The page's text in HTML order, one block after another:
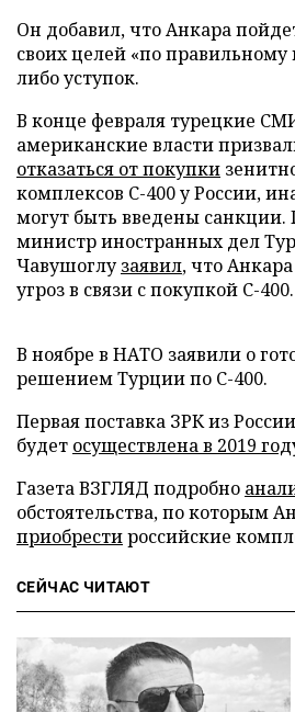
Он добавил, что Анкара
своих целей «по правильному
либо уступок.
В конце февраля турецкие
американские власти
отказаться от покупки
комплексов С-400 у России,
могут быть введены санкции.
министр иностранных дел
Чавушоглузаявил, что
угроз в связи с покупкой С-400.
В ноябре в НАТО заявили о
решением Турции по С-400.
Первая поставка ЗРК из
будет осуществлена в 2019
Газета ВЗГЛЯД подробно
обстоятельства, по которым
приобрестироссийские
СЕЙЧАС ЧИТАЮТ